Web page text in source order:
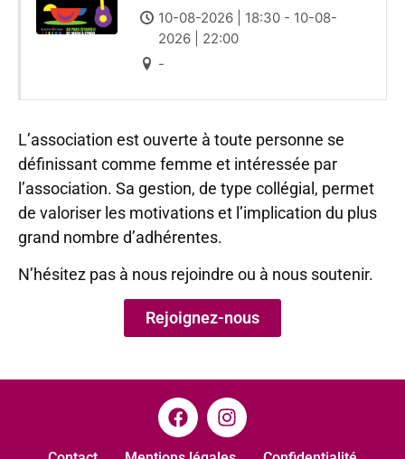
10-08-2026 | 18:30 - 10-08-
2026 | 22:00
-
L’association est ouverte à toute personne se
définissant comme femme et intéressée par
l’association. Sa gestion, de type collégial, permet
de valoriser les motivations et l’implication du plus
grand nombre d’adhérentes.
N’hésitez pas à nous rejoindre ou à nous soutenir.
Rejoignez-nous